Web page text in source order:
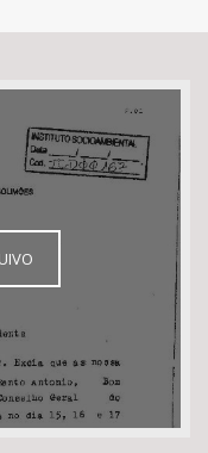
BUSCAR